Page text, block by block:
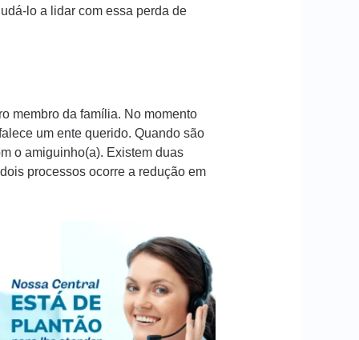
lo a lidar com essa perda de
membro da família. No momento
um ente querido. Quando são
o amiguinho(a). Existem duas
processos ocorre a redução em